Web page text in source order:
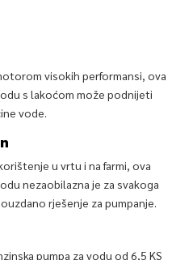
visokih performansi, ova
s lakoćom može podnijeti
vode.
u vrtu i na farmi, ova
nezaobilazna je za svakoga
rješenje za pumpanje.
pumpa za vodu od 6,5 KS